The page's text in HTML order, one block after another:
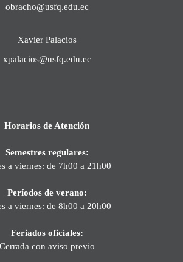
obracho@usfq.edu.ec
Xavier Palacios
xpalacios@usfq.edu.ec
Horarios de Atención
Semestres regulares:
a viernes: de 7h00 a 21h00
Períodos de verano:
a viernes: de 8h00 a 20h00
Feriados oficiales:
Cerrada con aviso previo